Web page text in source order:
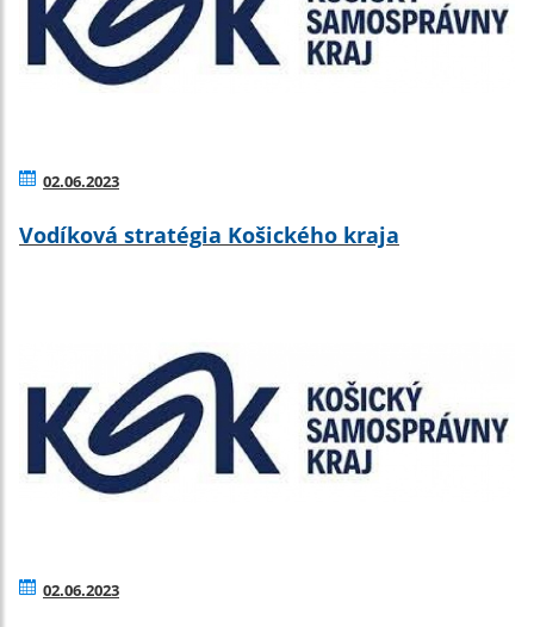
02.06.2023
Vodíková stratégia Košického kraja
02.06.2023